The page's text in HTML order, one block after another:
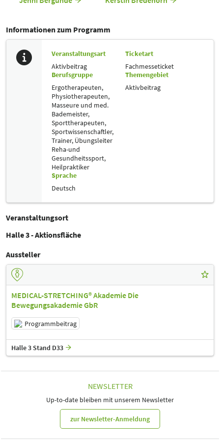
Informationen zum Programm
Veranstaltungsart
Aktivbeitrag
Ticketart
Fachmesseticket
Berufsgruppe
Ergotherapeuten,
Physiotherapeuten,
Masseure und med.
Bademeister,
Sporttherapeuten,
Sportwissenschaftler,
Trainer, Übungsleiter
Reha-und
Gesundheitssport,
Heilpraktiker
Themengebiet
Aktivbeitrag
Sprache
Deutsch
Veranstaltungsort
Halle 3 - Aktionsfläche
Aussteller
MEDICAL-STRETCHING® Akademie Die
Bewegungsakademie GbR
Programmbeitrag
Halle 3 Stand D33
NEWSLETTER
Up-to-date bleiben mit unserem Newsletter
zur Newsletter-Anmeldung